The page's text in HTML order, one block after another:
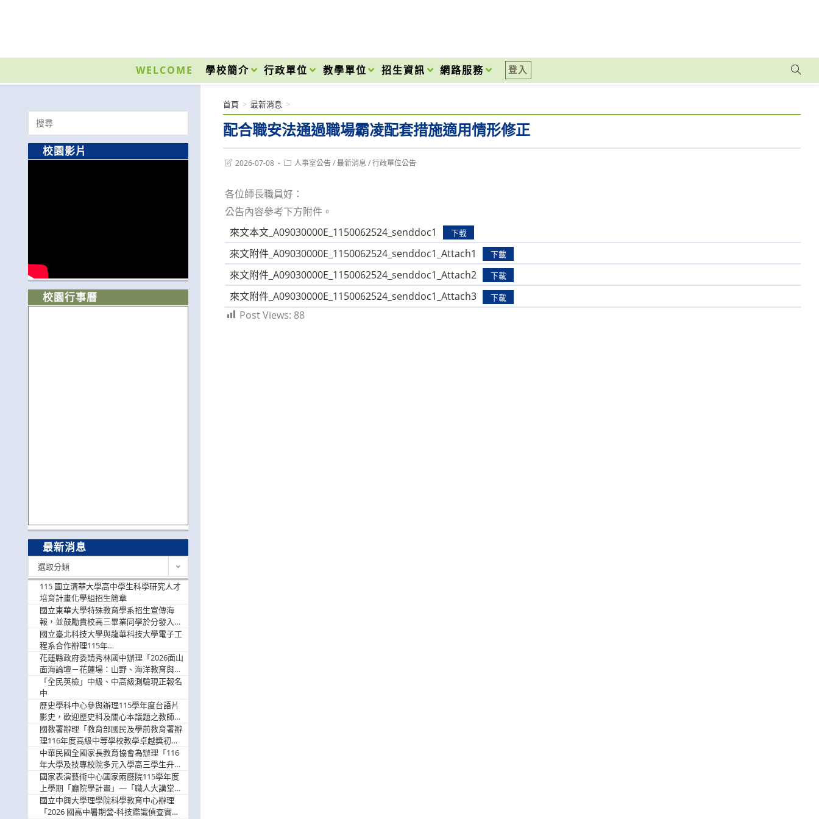
內
WELCOME 學校簡介 行政單位 教學單位 招生資訊 網路服務 登入
配合職安法通過職場霸凌配套措施適用情形修正
首頁 > 最新消息 >
Post2026-07-08
Post人事室公告 / 最新消息 / 行政單位公告
各位師長職員好：
公告內容參考下方附件。
來文本文_A09030000E_1150062524_senddoc1
下載
來文附件_A09030000E_1150062524_senddoc1_Attach1 下載
來文附件_A09030000E_1150062524_senddoc1_Attach2 下載
來文附件_A09030000E_1150062524_senddoc1_Attach3 下載
Post Views: 88
Search
for:
校園影片
校園行事曆
最新消息
選取分類
115 國立清華大學高中學生科學研究人才
培育計畫化學組招生簡章
國立東華大學特殊教育學系招生宣傳海
報，並鼓勵貴校高三畢業同學於分發入學
階段踴躍選填。
國立臺北科技大學與龍華科技大學電子工
程系合作辦理115年
「115.08.10~08.12「AI賦能應用於智慧半
導體研習營」，歡迎學生踴躍報名參加
花蓮縣政府委請秀林國中辦理「2026面山
面海論壇－花蓮場：山野、海洋教育與戶
外安全實務課程」，歡迎踴躍報名參加
「全民英檢」中級、中高級測驗現正報名
中
歷史學科中心參與辦理115學年度台語片
影史，歡迎歷史科及關心本議題之教師踴
躍報名參加
國教署辦理「教育部國民及學前教育署辦
理116年度高級中等學校教學卓越獎初選
實施計畫」，鼓勵教師踴躍報名
中華民國全國家長教育協會為辦理「116
年大學及技專校院多元入學高三學生升學
輔導家長說明會」
國家表演藝術中心國家兩廳院115學年度
上學期「廳院學計畫」—「職人大講堂」
及「一日體驗課程」，鼓勵踴躍報名參
與。
國立中興大學理學院科學教育中心辦理
「2026 國高中暑期營-科技鑑識偵查實戰